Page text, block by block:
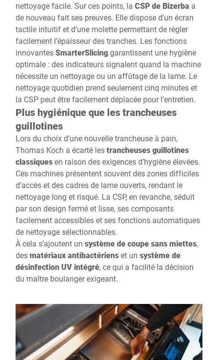
nettoyage facile. Sur ces points, la CSP de Bizerba a
de nouveau fait ses preuves. Elle dispose d’un écran
tactile intuitif et d’une molette permettant de régler
facilement l’épaisseur des tranches. Les fonctions
innovantesSmarterSlicinggarantissent une hygiène
optimale : des indicateurs signalent quand la machine
nécessite un nettoyage ou un affûtage de la lame. Le
nettoyage quotidien prend seulement cinq minutes et
la CSP peut être facilement déplacée pour l’entretien.
Plus hygiénique que les trancheuses
guillotines
Lors du choix d’une nouvelle trancheuse à pain,
Thomas Koch a écarté lestrancheuses guillotines
classiquesen raison des exigences d’hygiène élevées.
Ces machines présentent souvent des zones difficiles
d’accès et des cadres de lame ouverts, rendant le
nettoyage long et risqué. La CSP, en revanche, séduit
par son design fermé et lisse, ses composants
facilement accessibles et ses fonctions automatiques
de nettoyage sélectionnables.
À cela s’ajoutent un système de coupe sans miettes,
desmatériaux antibactérienset un système de
désinfection UV intégré, ce qui a facilité la décision
du maître boulanger exigeant.